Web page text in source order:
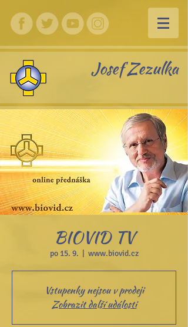
Josef Zezulka
BIOVID TV
po 15. 9. www.biovid.cz
Vstupenky nejsou v prodeji
Zobrazit další události